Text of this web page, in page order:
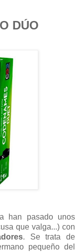
DÚO
han pasado unos
que valga...) con
. Se trata de
pequeño del